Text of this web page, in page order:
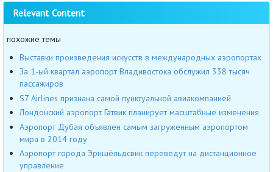
Relevant Content
похожие темы
Выставки произведения искусств в международных аэропортах
За 1-ый квартал аэропорт Владивостока обслужил 338 тысяч
пассажиров
S7 Airlines признана самой пунктуальной авиакомпанией
Лондонский аэропорт Гатвик планирует масштабные изменения
Аэропорт Дубая объявлен самым загруженным аэропортом
мира в 2014 году
Аэропорт города Эрншёльдсвик переведут на дистанционное
управление